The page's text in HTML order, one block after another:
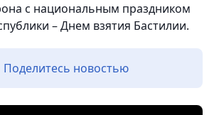
с национальным праздником
– Днем взятия Бастилии.
Поделитесь новостью